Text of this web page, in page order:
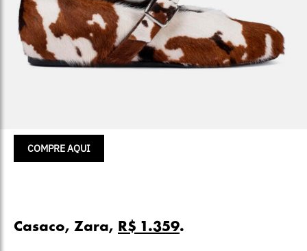
COMPRE AQUI
Casaco, Zara, R$ 1.359.